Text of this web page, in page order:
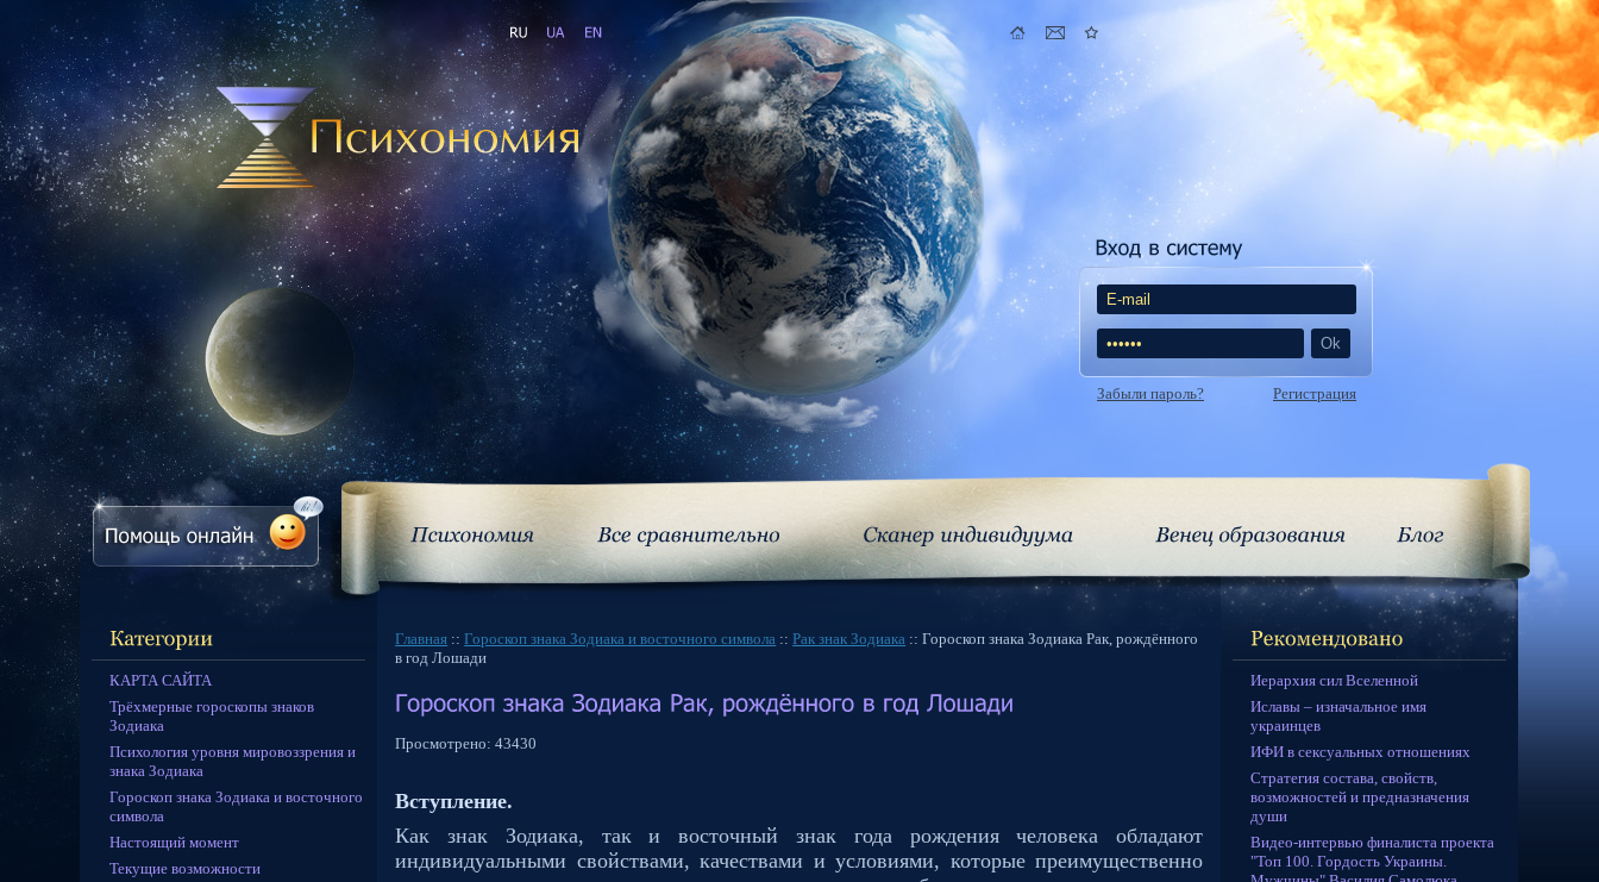
Забыли пароль? Регистрация
КАРТА САЙТА
Трёхмерные гороскопы знаков
Зодиака
Психология уровня мировоззрения и
знака Зодиака
Гороскоп знака Зодиака и восточного
символа
Настоящий момент
Текущие возможности
Главная ::Гороскоп знака Зодиака и восточного символа ::Рак знак Зодиака :: Гороскоп знака Зодиака Рак, рождённого
в год Лошади
Просмотрено:43430
Вступление.
Как знак Зодиака, так и восточный знак года рождения человека обладают
индивидуальными свойствами, качествами и условиями, которые преимущественно
Иерархия сил Вселенной
Иславы – изначальное имя
украинцев
ИФИ в сексуальных отношениях
Стратегия состава, свойств,
возможностей и предназначения
души
Видео-интервью финалиста проекта
"Топ 100. Гордость Украины.